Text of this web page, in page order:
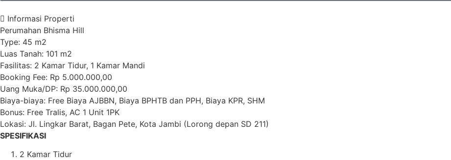
Informasi Properti
Perumahan Bhisma Hill
Type: 45 m2
Luas Tanah: 101 m2
Fasilitas: 2 Kamar Tidur, 1 Kamar Mandi
Booking Fee: Rp 5.000.000,00
Uang Muka/DP: Rp 35.000.000,00
Biaya-biaya: Free Biaya AJBBN, Biaya BPHTB dan PPH, Biaya KPR, SHM
Bonus: Free Tralis, AC 1 Unit 1PK
Lokasi: Jl. Lingkar Barat, Bagan Pete, Kota Jambi (Lorong depan SD 211)
SPESIFIKASI
2 Kamar Tidur